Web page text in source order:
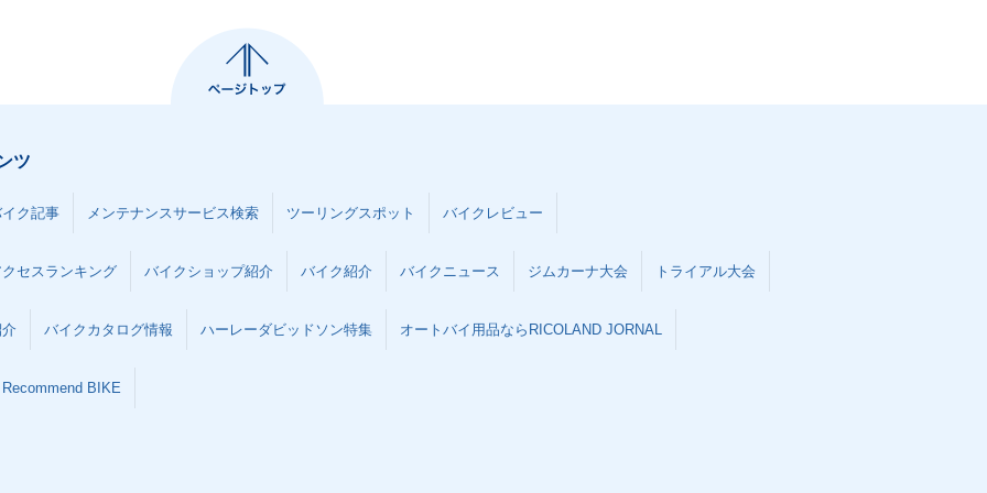
ツ
ク記事 メンテナンスサービス検索 ツーリングスポット バイクレビュー
セスランキング バイクショップ紹介 バイク紹介 バイクニュース ジムカーナ大会 トライアル大会
バイクカタログ情報 ハーレーダビッドソン特集 オートバイ用品ならRICOLAND JORNAL
Recommend BIKE